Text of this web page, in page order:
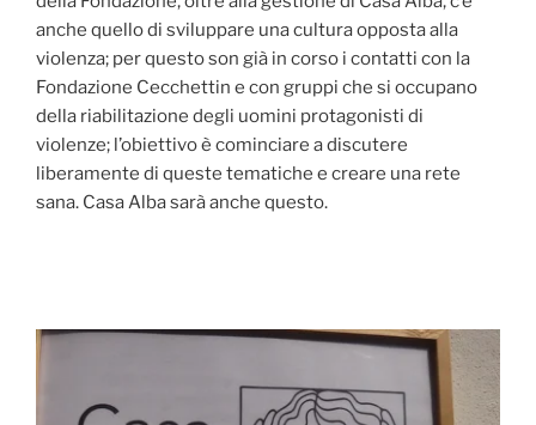
anche quello di sviluppare una cultura opposta alla
violenza; per questo son già in corso i contatti con la
Fondazione Cecchettin e con gruppi che si occupano
della riabilitazione degli uomini protagonisti di
violenze; l’obiettivo è cominciare a discutere
liberamente di queste tematiche e creare una rete
sana. Casa Alba sarà anche questo.